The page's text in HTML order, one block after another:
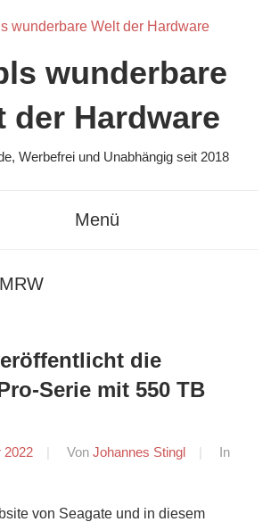
wunderbare
der Hardware
Werbefrei und Unabhängig seit 2018
Menü
MRW
die
Serie mit 550 TB
2022 Von Johannes Stingl
In
von Seagate und in diesem